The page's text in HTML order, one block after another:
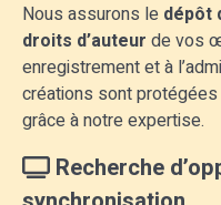
Nous assurons le dépôt
droits d’auteur de vos
enregistrement et à
créations sont
grâce à notre expertise.
Recherche